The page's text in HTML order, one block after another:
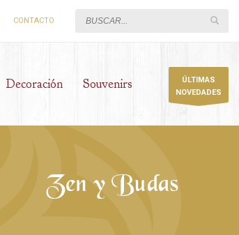
CONTACTO
Decoración Souvenirs
ÚLTIMAS
NOVEDADES
Zen y Budas